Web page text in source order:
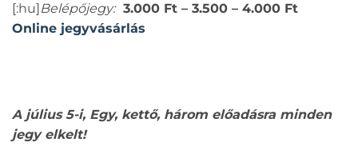
[:hu] Belépőjegy:3.000 Ft – 3.500 – 4.000 Ft
Online jegyvásárlás
A július 5-i, Egy, kettő, három előadásra minden
jegy elkelt!